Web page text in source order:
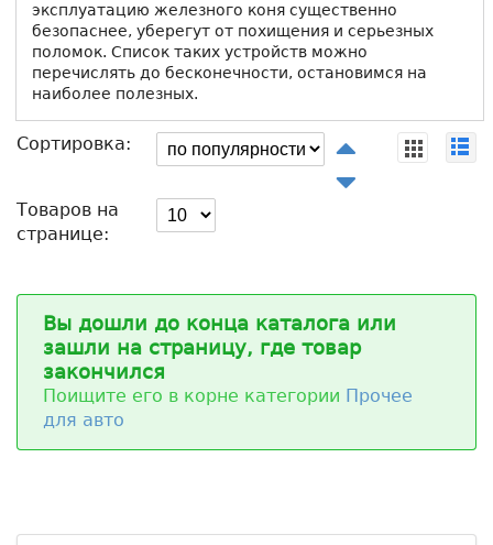
эксплуатацию железного коня существенно
безопаснее, уберегут от похищения и серьезных
поломок. Список таких устройств можно
перечислять до бесконечности, остановимся на
наиболее полезных.
Сортировка:
Товаров на
странице:
Вы дошли до конца каталога или
зашли на страницу, где товар
закончился
Поищите его в корне категории Прочее
для авто